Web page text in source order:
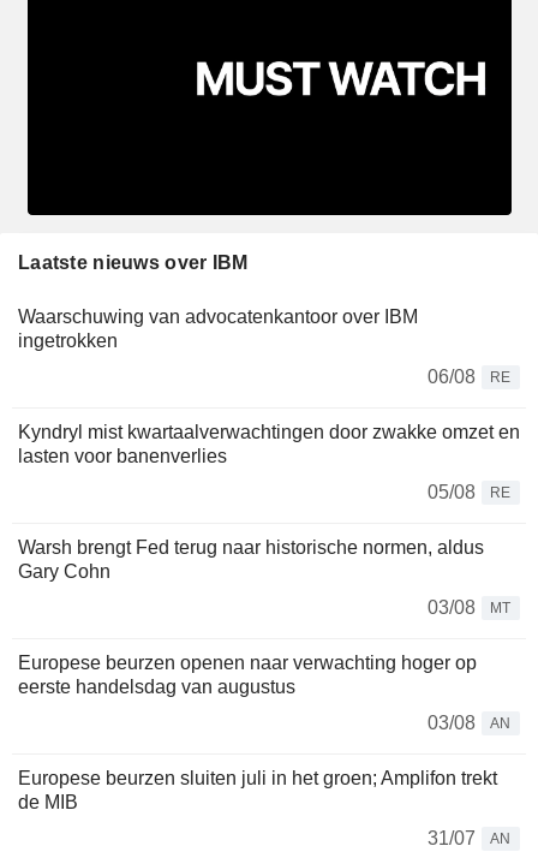
Laatste nieuws over IBM
Waarschuwing van advocatenkantoor over IBM
ingetrokken
06/08
RE
Kyndryl mist kwartaalverwachtingen door zwakke omzet en
lasten voor banenverlies
05/08
RE
Warsh brengt Fed terug naar historische normen, aldus
Gary Cohn
03/08
MT
Europese beurzen openen naar verwachting hoger op
eerste handelsdag van augustus
03/08
AN
Europese beurzen sluiten juli in het groen; Amplifon trekt
de MIB
31/07
AN